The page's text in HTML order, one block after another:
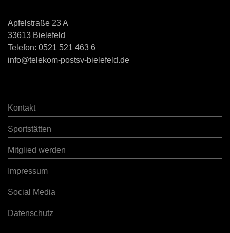
Apfelstraße 23 A
33613 Bielefeld
Telefon: 0521 521 463 6
info@telekom-postsv-bielefeld.de
Kontakt
Sportstätten
Mitglied werden
Impressum
Social Media
Datenschutz